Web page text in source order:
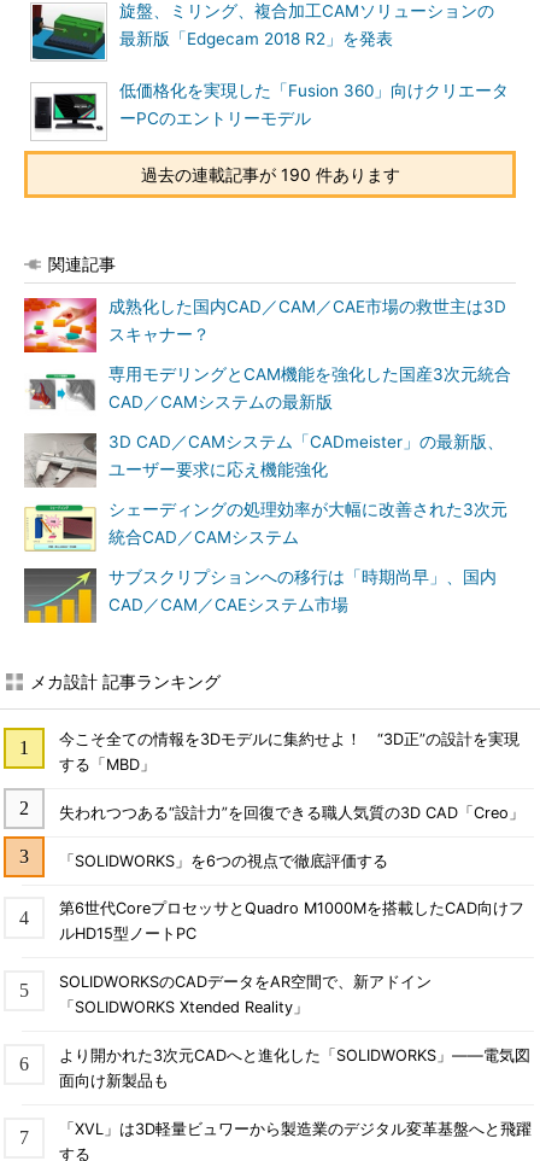
旋盤、ミリング、複合加工CAMソリューションの
最新版「Edgecam 2018 R2」を発表
低価格化を実現した「Fusion 360」向けクリエータ
ーPCのエントリーモデル
過去の連載記事が 190 件あります
関連記事
成熟化した国内CAD／CAM／CAE市場の救世主は3D
スキャナー？
専用モデリングとCAM機能を強化した国産3次元統合
CAD／CAMシステムの最新版
3D CAD／CAMシステム「CADmeister」の最新版、
ユーザー要求に応え機能強化
シェーディングの処理効率が大幅に改善された3次元
統合CAD／CAMシステム
サブスクリプションへの移行は「時期尚早」、国内
CAD／CAM／CAEシステム市場
メカ設計 記事ランキング
今こそ全ての情報を3Dモデルに集約せよ！ “3D正”の設計を実現
する「MBD」
失われつつある“設計力”を回復できる職人気質の3D CAD「Creo」
「SOLIDWORKS」を6つの視点で徹底評価する
第6世代CoreプロセッサとQuadro M1000Mを搭載したCAD向けフ
ルHD15型ノートPC
SOLIDWORKSのCADデータをAR空間で、新アドイン
「SOLIDWORKS Xtended Reality」
より開かれた3次元CADへと進化した「SOLIDWORKS」――電気図
面向け新製品も
「XVL」は3D軽量ビュワーから製造業のデジタル変革基盤へと飛躍
する